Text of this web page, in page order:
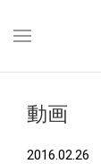
動画
2016.02.26